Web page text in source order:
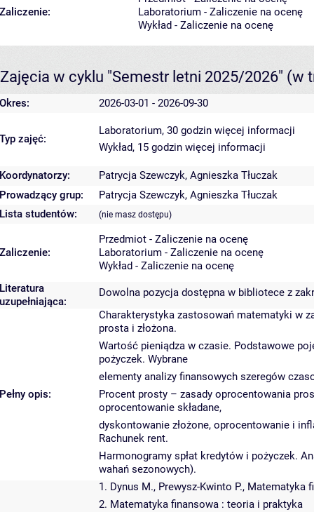
Zaliczenie:
Laboratorium - Zaliczenie na ocenę
Wykład - Zaliczenie na ocenę
Zajęcia w cyklu "Semestr letni 2025/2026" (w
Okres: 2026-03-01 - 2026-09-30
Typ zajęć:
Laboratorium, 30 godzin więcej informacji
Wykład, 15 godzin więcej informacji
Koordynatorzy: Patrycja Szewczyk, Agnieszka Tłuczak
Prowadzący grup:
Patrycja Szewczyk, Agnieszka Tłuczak
Lista studentów:
(nie masz dostępu)
Zaliczenie:
Przedmiot - Zaliczenie na ocenę
Laboratorium - Zaliczenie na ocenę
Wykład - Zaliczenie na ocenę
Literatura
uzupełniająca:
Dowolna pozycja dostępna w bibliotece z
Pełny opis:
Charakterystyka zastosowań matematyki w
prosta i złożona.
Wartość pieniądza w czasie. Podstawowe
pożyczek. Wybrane
elementy analizy finansowych szeregów
Procent prosty – zasady oprocentowania
oprocentowanie składane,
dyskontowanie złożone, oprocentowanie i
Rachunek rent.
Harmonogramy spłat kredytów i pożyczek.
wahań sezonowych).
1. Dynus M., Prewysz-Kwinto P., Matematyka
2. Matematyka finansowa : teoria i praktyka